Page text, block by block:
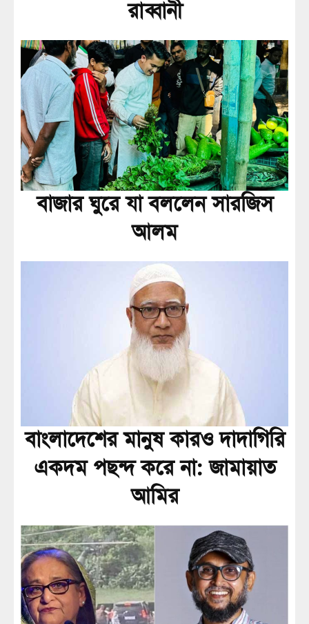
রাব্বানী
বাজার ঘুরে যা বললেন সারজিস
আলম
বাংলাদেশের মানুষ কারও দাদাগিরি
একদম পছন্দ করে না: জামায়াত
আমির